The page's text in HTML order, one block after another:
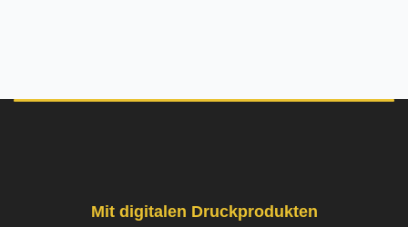
Mit digitalen Druckprodukten